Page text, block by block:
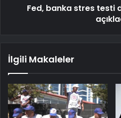
Fed, banka stres testi
İlgili Makaleler